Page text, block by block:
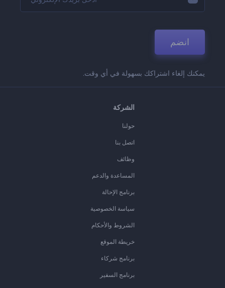
انضم
يمكنك إلغاء اشتراكك بسهولة في أي وقت.
الشركة
حولنا
اتصل بنا
وظائف
المساعدة والدعم
برنامج الإحالة
سياسة الخصوصية
الشروط والأحكام
خريطة الموقع
برنامج شركاء
برنامج السفير